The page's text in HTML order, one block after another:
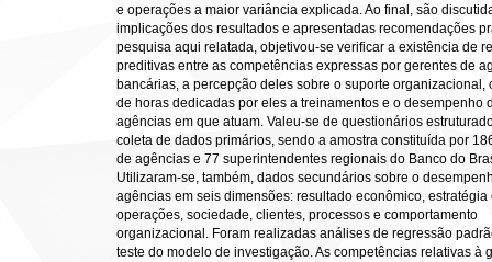
e operações a maior variância explicada. Ao final, são
implicações dos resultados e apresentadas recomendações
pesquisa aqui relatada, objetivou-se verificar a existência de
preditivas entre as competências expressas por gerentes de
bancárias, a percepção deles sobre o suporte organizacional,
de horas dedicadas por eles a treinamentos e o desempenho
agências em que atuam. Valeu-se de questionários
coleta de dados primários, sendo a amostra constituída por
de agências e 77 superintendentes regionais do Banco do
Utilizaram-se, também, dados secundários sobre o
agências em seis dimensões: resultado econômico, estratégia
operações, sociedade, clientes, processos e comportamento
organizacional. Foram realizadas análises de regressão
teste do modelo de investigação. As competências relativas à